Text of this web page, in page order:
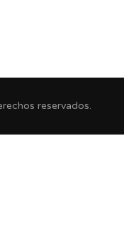
reservados.